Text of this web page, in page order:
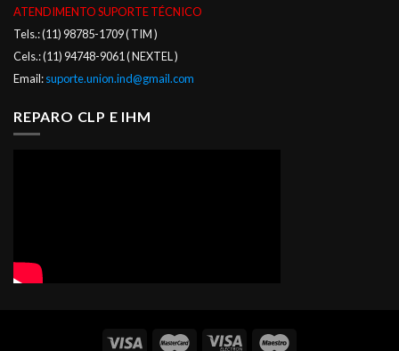
ATENDIMENTO SUPORTE TÉCNICO
Tels.: (11) 98785-1709 ( TIM )
Cels.: (11) 94748-9061 ( NEXTEL )
Email:suporte.union.ind@gmail.com
REPARO CLP E IHM